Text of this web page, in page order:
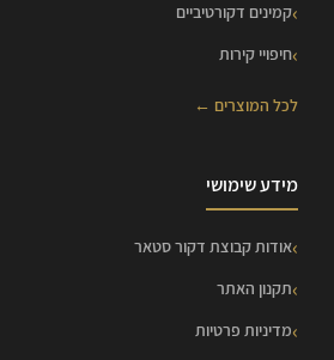
קמינים דקורטיביים
חיפויי קירות
לכל המוצרים ←
מידע שימושי
אודות קבוצת דקור סטאר
תקנון האתר
מדיניות פרטיות